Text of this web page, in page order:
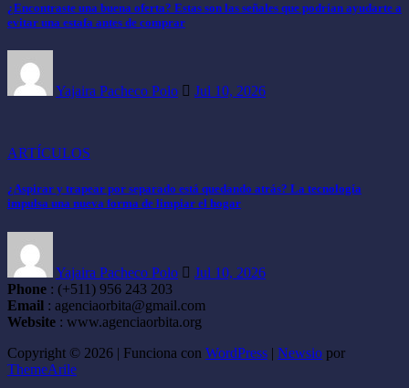
¿Encontraste una buena oferta? Estas son las señales que podrían ayudarte a
evitar una estafa antes de comprar
Yajaira Pacheco Polo Jul 10, 2026
ARTÍCULOS
¿Aspirar y trapear por separado está quedando atrás? La tecnología
impulsa una nueva forma de limpiar el hogar
Yajaira Pacheco Polo
Jul 10, 2026
Phone : (+511) 956 243 203
Email : agenciaorbita@gmail.com
Website : www.agenciaorbita.org
Copyright © 2026 | Funciona con WordPress | Newsio por
ThemeArile